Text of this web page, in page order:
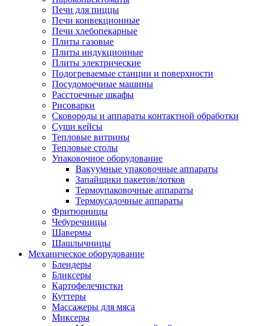
Печи для пиццы
Печи конвекционные
Печи хлебопекарные
Плиты газовые
Плиты индукционные
Плиты электрические
Подогреваемые станции и поверхности
Посудомоечные машины
Расстоечные шкафы
Рисоварки
Сковороды и аппараты контактной обработки
Суши кейсы
Тепловые витрины
Тепловые столы
Упаковочное оборудование
Вакуумные упаковочные аппараты
Запайщики пакетов/лотков
Термоупаковочные аппараты
Термоусадочные аппараты
Фритюрницы
Чебуречницы
Шавермы
Шашлычницы
Механическое оборудование
Блендеры
Бликсеры
Картофелечистки
Куттеры
Массажеры для мяса
Миксеры